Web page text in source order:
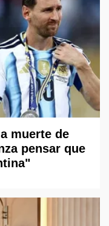
muerte de
pensar que